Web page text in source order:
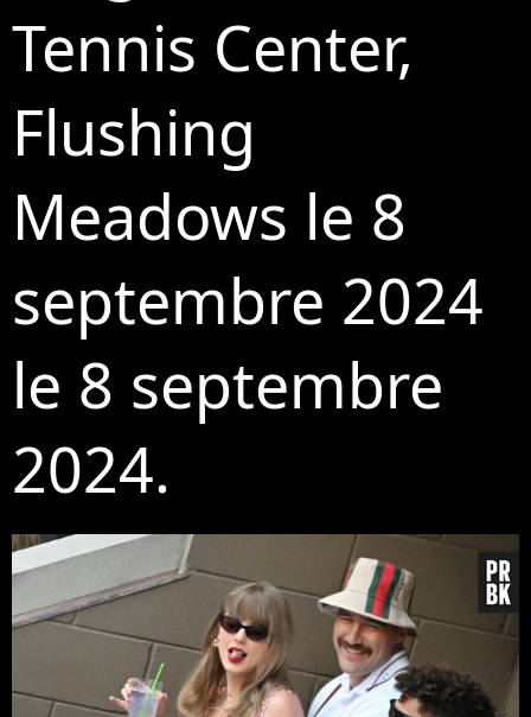
Tennis Center,
Flushing
Meadows le 8
septembre 2024
le 8 septembre
2024.